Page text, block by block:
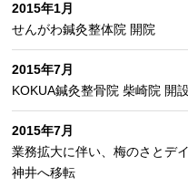
2015年1月
せんがわ鍼灸整体院 開院
2015年7月
KOKUA鍼灸整骨院 柴崎院 開設
2015年7月
業務拡大に伴い、梅のさとデ
神井へ移転